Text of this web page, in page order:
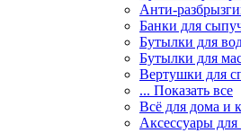
Анти-
Банки для
Бутылки для
Бутылки для
Вертушки для
... Показать все
Всё для дома и
Аксессуары